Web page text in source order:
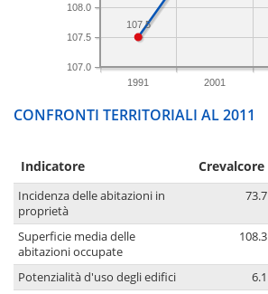
1991 2001
107.0
107.5
108.0
107.5
CONFRONTI TERRITORIALI AL 2011
Indicatore Crevalcore
Incidenza delle abitazioni in
proprietà
73.7
Superficie media delle
abitazioni occupate
108.3
Potenzialità d'uso degli edifici 6.1